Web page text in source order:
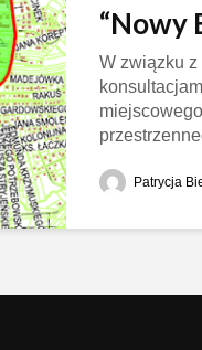
“Nowy
W związku
Patrycja